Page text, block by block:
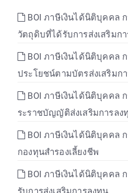
BOI ภาษีเงินได้นิติบุคคล
วัตถุดิบที่ได้รับการส่งเสริมก
BOI ภาษีเงินได้นิติบุคคล
ประโยชน์ตามบัตรส่งเสริมก
BOI ภาษีเงินได้นิติบุคคล
ระราชบัญญัติส่งเสริมการลง
BOI ภาษีเงินได้นิติบุคคล
กองทุนสำรองเลี้ยงชีพ
BOI ภาษีเงินได้นิติบุคคล